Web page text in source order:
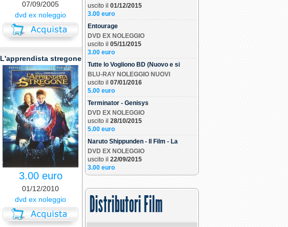
07/09/2005
dvd ex noleggio
L'apprendista stregone
3.00 euro
01/12/2010
dvd ex noleggio
uscito il 01/12/2015
3.00 euro
Entourage
DVD EX NOLEGGIO
uscito il 05/11/2015
3.00 euro
Tutte lo Vogliono BD (Nuovo e si
BLU-RAY NOLEGGIO NUOVI
uscito il 07/01/2016
5.00 euro
Terminator - Genisys
DVD EX NOLEGGIO
uscito il 28/10/2015
5.00 euro
Naruto Shippunden - Il Film - La
DVD EX NOLEGGIO
uscito il 22/09/2015
3.00 euro
Distributori Film